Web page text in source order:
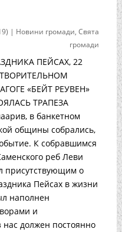
| Новини громади,Свята
громади
ПЕЙСАХ, 22
«БЕЙТ РЕУВЕН»
ТРАПЕЗА
в банкетном
общины собрались,
К собравшимся
реб Леви
присутствующим о
Пейсах в жизни
наполнен
и
должен постоянно